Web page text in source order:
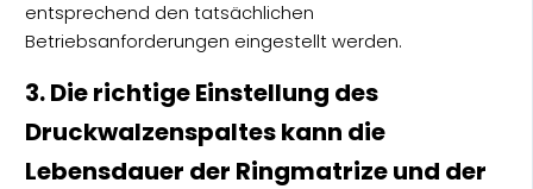
entsprechend den tatsächlichen
Betriebsanforderungen eingestellt werden.
3. Die richtige Einstellung des
Druckwalzenspaltes kann die
Lebensdauer der Ringmatrize und der